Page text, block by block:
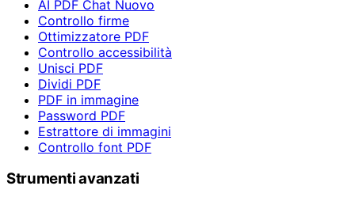
AI PDF Chat Nuovo
Controllo firme
Ottimizzatore PDF
Controllo accessibilità
Unisci PDF
Dividi PDF
PDF in immagine
Password PDF
Estrattore di immagini
Controllo font PDF
Strumenti avanzati